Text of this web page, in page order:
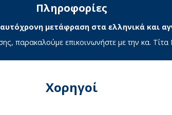
Πληροφορίες
μετάφραση στα ελληνικά και
παρακαλούμε επικοινωνήστε με την κα.
Χορηγοί